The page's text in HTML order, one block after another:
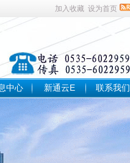
加入收藏 设为首页
中心 新通云E 联系我们